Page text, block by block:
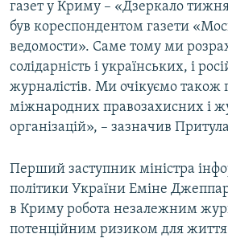
газет у Криму – «Дзеркало
був кореспондентом газети
ведомости». Саме тому ми
солідарність і українських, і
журналістів. Ми очікуємо також
міжнародних правозахисних і
організацій», – зазначив
Перший заступник міністра
політики України Еміне
в Криму робота незалежним
потенційним ризиком для життя